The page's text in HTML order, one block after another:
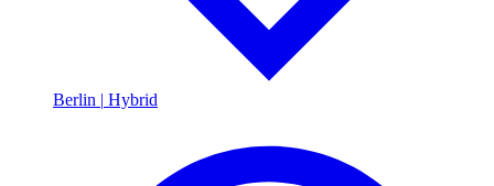
Berlin | Hybrid